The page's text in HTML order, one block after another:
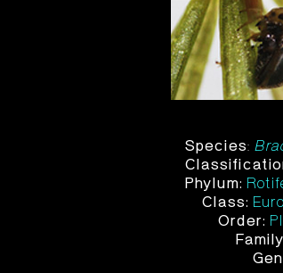
Species:
Phylum:
Class:
Order: